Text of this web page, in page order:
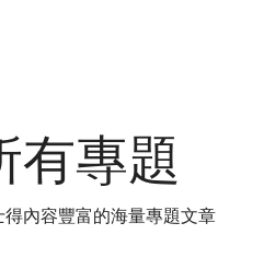
有專題
得內容豐富的海量專題文章